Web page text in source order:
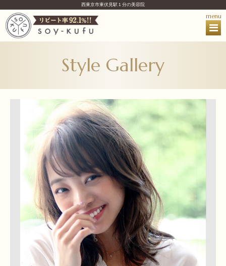
西東京市東伏見駅１分の美容院
menu
Style Gallery